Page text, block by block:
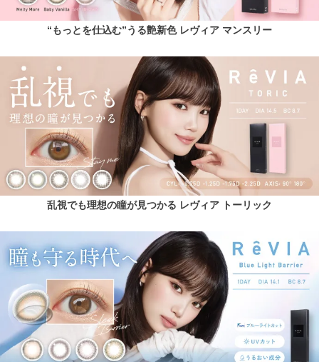
“もっとを仕込む”うる艶新色 レヴィア マンスリー
乱視でも理想の瞳が見つかる レヴィア トーリック